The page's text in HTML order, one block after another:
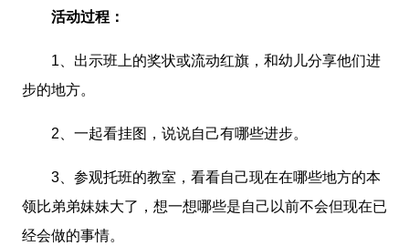
活动过程：
1、出示班上的奖状或流动红旗，和幼儿分享他们进
步的地方。
2、一起看挂图，说说自己有哪些进步。
3、参观托班的教室，看看自己现在在哪些地方的本
领比弟弟妹妹大了，想一想哪些是自己以前不会但现在已
经会做的事情。